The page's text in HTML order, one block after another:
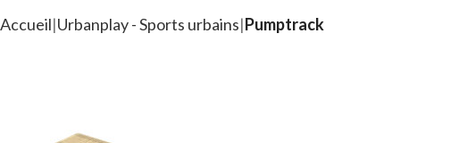
Accueil Urbanplay - Sports urbains Pumptrack